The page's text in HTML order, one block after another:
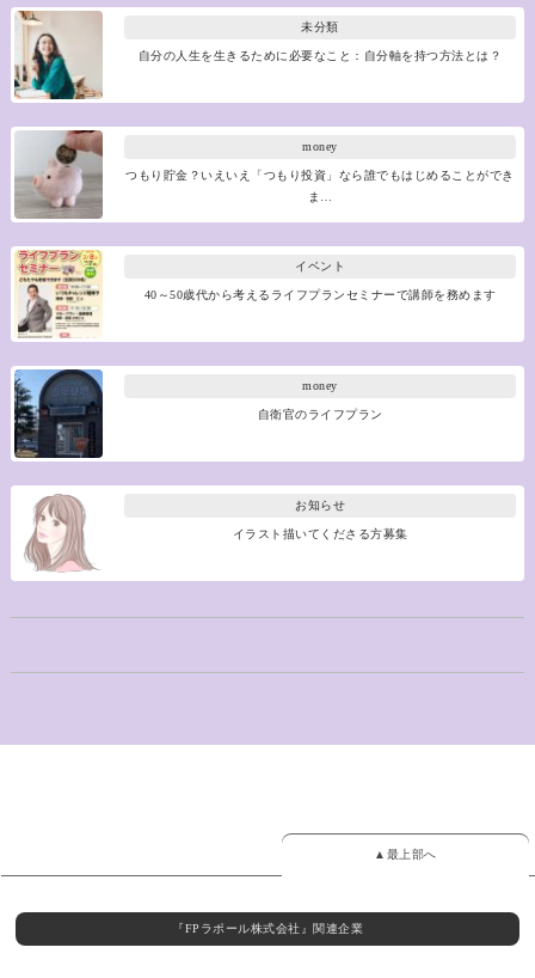
未分類
自分の人生を生きるために必要なこと：自分軸を持つ方法とは？
money
つもり貯金？いえいえ「つもり投資」なら誰でもはじめることができ
ま…
イベント
40～50歳代から考えるライフプランセミナーで講師を務めます
money
自衛官のライフプラン
お知らせ
イラスト描いてくださる方募集
▲最上部へ
『FPラポール株式会社』関連企業